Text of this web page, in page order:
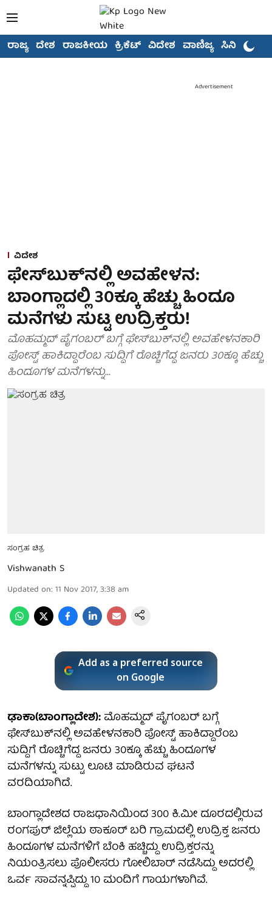
ರಾಜ್ಯ ದೇಶ ರಾಜಕೀಯ ಕ್ರಿಕೆಟ್ ವಿದೇಶ ವಾಣಿಜ್ಯ ಸಿನಿಮಾ
Advertisement
ವಿದೇಶ
ಫೇಸ್‍ಬುಕ್‍ನಲ್ಲಿ ಅವಹೇಳನ:
ಬಾಂಗ್ಲಾದಲ್ಲಿ 30ಕ್ಕೂ ಹೆಚ್ಚು ಹಿಂದೂ
ಮನೆಗಳು ಸುಟ್ಟ ಉದ್ರಿಕ್ತರು!
ಮೊಹಮ್ಮದ್ ಪೈಗಂಬರ್ ಬಗ್ಗೆ ಫೇಸ್‍ಬುಕ್‍ನಲ್ಲಿ ಅವಹೇಳನಕಾರಿ
ಪೋಸ್ಟ್ ಹಾಕಿದ್ದಾರೆಂಬ ಸುದ್ದಿಗೆ ರೊಚ್ಚಿಗೆದ್ದ ಜನರು 30ಕ್ಕೂ ಹೆಚ್ಚು
ಹಿಂದೂಗಳ ಮನೆಗಳನ್ನು...
ಸಂಗ್ರಹ ಚಿತ್ರ
Vishwanath S
Updated on: 11 Nov 2017, 3:38 am
Add as a preferred source
on Google
ಢಾಕಾ(ಬಾಂಗ್ಲಾದೇಶ):ಮೊಹಮ್ಮದ್ ಪೈಗಂಬರ್ ಬಗ್ಗೆ
ಫೇಸ್‍ಬುಕ್‍ನಲ್ಲಿ ಅವಹೇಳನಕಾರಿ ಪೋಸ್ಟ್ ಹಾಕಿದ್ದಾರೆಂಬ
ಸುದ್ದಿಗೆ ರೊಚ್ಚಿಗೆದ್ದ ಜನರು 30ಕ್ಕೂ ಹೆಚ್ಚು ಹಿಂದೂಗಳ
ಮನೆಗಳನ್ನು ಸುಟ್ಟು ಲೂಟಿ ಮಾಡಿರುವ ಘಟನೆ
ವರದಿಯಾಗಿದೆ.
ಬಾಂಗ್ಲಾದೇಶದ ರಾಜಧಾನಿಯಿಂದ 300 ಕಿ.ಮೀ ದೂರದಲ್ಲಿರುವ
ರಂಗಪುರ್ ಜಿಲ್ಲೆಯ ಠಾಕೂರ್ ಬರಿ ಗ್ರಾಮದಲ್ಲಿ ಉದ್ರಿಕ್ತ ಜನರು
ಹಿಂದೂಗಳ ಮನೆಗಳಿಗೆ ಬೆಂಕಿ ಹಚ್ಚಿದ್ದು ಉದ್ರಿಕ್ತರನ್ನು
ನಿಯಂತ್ರಿಸಲು ಪೊಲೀಸರು ಗೋಲಿಬಾರ್ ನಡೆಸಿದ್ದು ಅದರಲ್ಲಿ
ಒರ್ವ ಸಾವನ್ನಪ್ಪಿದ್ದು 10 ಮಂದಿಗೆ ಗಾಯಗಳಾಗಿವೆ.